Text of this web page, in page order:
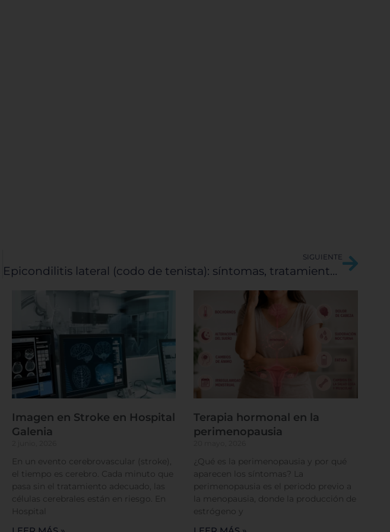
SIGUIENTE
Epicondilitis lateral (codo de tenista): síntomas, tratamiento y prevención
Imagen en Stroke en Hospital
Galenia
En un evento cerebrovascular (stroke),
el tiempo es cerebro. Cada minuto que
pasa sin el tratamiento adecuado, las
células cerebrales están en riesgo. En
Hospital
Terapia hormonal en la
perimenopausia
¿Qué es la perimenopausia y por qué
aparecen los síntomas? La
perimenopausia es el periodo previo a
la menopausia, donde la producción de
estrógeno y